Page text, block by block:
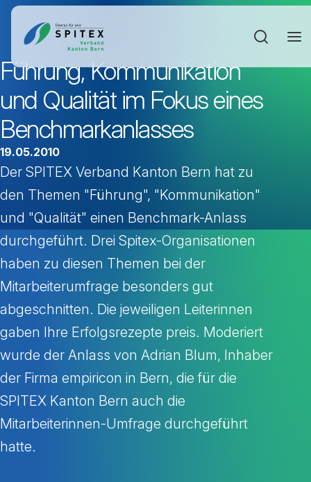
Führung, Kommunikation
und Qualität im Fokus eines
Benchmarkanlasses
19.05.2010
Der SPITEX Verband Kanton Bern hat zu
den Themen "Führung", "Kommunikation"
und "Qualität" einen Benchmark-Anlass
durchgeführt. Drei Spitex-Organisationen
haben zu diesen Themen bei der
Mitarbeiterumfrage besonders gut
abgeschnitten. Die jeweiligen Leiterinnen
gaben Ihre Erfolgsrezepte preis. Moderiert
wurde der Anlass von Adrian Blum, Inhaber
der Firma empiricon in Bern, die für die
SPITEX Kanton Bern auch die
Mitarbeiterinnen-Umfrage durchgeführt
hatte.